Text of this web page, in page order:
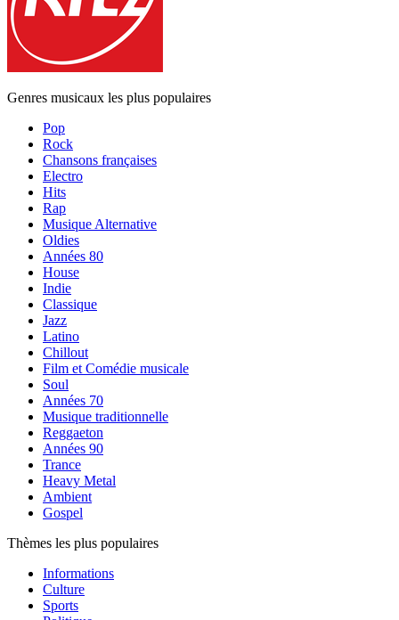
Genres musicaux les plus populaires
Pop
Rock
Chansons françaises
Electro
Hits
Rap
Musique Alternative
Oldies
Années 80
House
Indie
Classique
Jazz
Latino
Chillout
Film et Comédie musicale
Soul
Années 70
Musique traditionnelle
Reggaeton
Années 90
Trance
Heavy Metal
Ambient
Gospel
Thèmes les plus populaires
Informations
Culture
Sports